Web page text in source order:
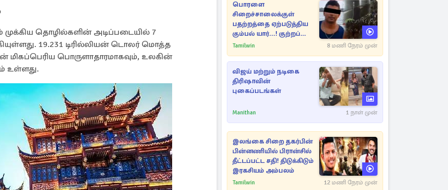
முக்கிய தொழில்களின் அடிப்படையில் 7
19.231 டிரில்லியன் டொலர் மொத்த
மிகப்பெரிய பொருளாதாரமாகவும், உலகின்
உள்ளது.
பொரளை
சிறைச்சாலைக்குள்
பதற்றத்தை ஏற்படுத்திய
கும்பல் யார்...! குற்றப்
பின்னணி தொடர்பில்
Tamilwin 8 மணி நேரம் முன்
விஜய் மற்றும் நடிகை
திரிஷாவின்
புகைப்படங்கள்
Manithan 1 நாள் முன்
இலங்கை சிறை தகர்பின்
பின்னணியில் பிரான்சில்
தீட்டப்பட்ட சதி! திடுக்கிடும்
இரகசியம் அம்பலம்
Tamilwin 12 மணி நேரம் முன்